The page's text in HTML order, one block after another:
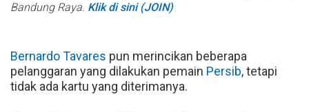
Bandung Raya. Klik di sini (JOIN)
Bernardo Tavares pun merincikan beberapa
pelanggaran yang dilakukan pemain Persib, tetapi
tidak ada kartu yang diterimanya.